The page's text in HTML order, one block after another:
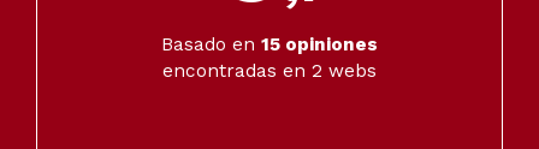
Basado en 15 opiniones
encontradas en 2 webs